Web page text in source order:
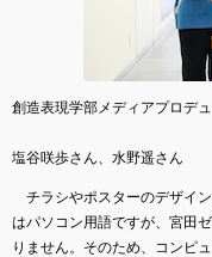
創造表現学部メディアプロデ
塩谷咲歩さん、水野遥さん
チラシやポスターのデザイ
はパソコン用語ですが、宮田
りません。そのため、コンピ